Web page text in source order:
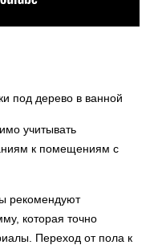
учитывать
к помещениям с
рекомендуют
которая точно
Переход от пола к